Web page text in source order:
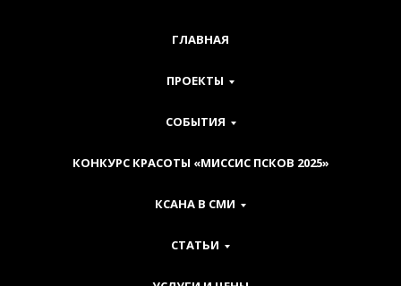
ГЛАВНАЯ
ПРОЕКТЫ
СОБЫТИЯ
КОНКУРС КРАСОТЫ «МИССИС ПСКОВ 2025»
КСАНА В СМИ
СТАТЬИ